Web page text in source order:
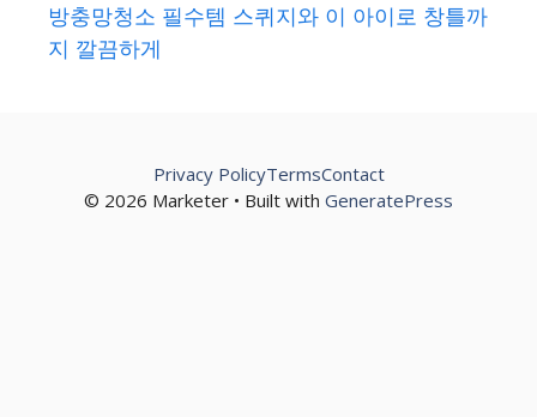
방충망청소 필수템 스퀴지와 이 아이로 창틀까
지 깔끔하게
© 2026 Marketer • Built with GeneratePress
Privacy PolicyTermsContact